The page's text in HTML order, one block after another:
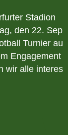
Stadion
den 22. Sep
Turnier au
Engagement
wir alle interes